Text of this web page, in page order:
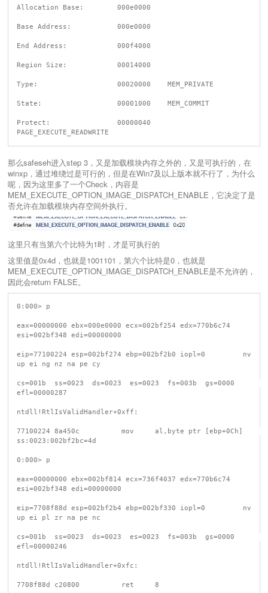
Allocation Base:        000e0000
Base Address:           000e0000
End Address:            000f4000
Region Size:            00014000
Type:                   00020000    MEM_PRIVATE
State:                  00001000    MEM_COMMIT
Protect:                00000040
那么safeseh进入step 3，又是加载模块内存之外的，又是可执行的，在
winxp，通过堆绕过是可行的，但是在Win7及以上版本就不行了，为什么
呢，因为这里多了一个Check，内容是
MEM_EXECUTE_OPTION_IMAGE_DISPATCH_ENABLE，它决定了是
否允许在加载模块内存空间外执行。
这里只有当第六个比特为1时，才是可执行的
这里值是0x4d，也就是1001101，第六个比特是0，也就是
MEM_EXECUTE_OPTION_IMAGE_DISPATCH_ENABLE是不允许的，
因此会return FALSE。
0:000> p
eax=00000000 ebx=000e0000 ecx=002bf254 edx=770b6c74
esi=002bf348 edi=00000000
eip=77100224 esp=002bf274 ebp=002bf2b0 iopl=0         nv
up ei ng nz na pe cy
cs=001b  ss=0023  ds=0023  es=0023  fs=003b  gs=0000
efl=00000287
ntdll!RtlIsValidHandler+0xff:
77100224 8a450c          mov     al,byte ptr [ebp+0Ch]
ss:0023:002bf2bc=4d
0:000> p
eax=00000000 ebx=002bf814 ecx=736f4037 edx=770b6c74
esi=002bf348 edi=00000000
eip=7708f88d esp=002bf2b4 ebp=002bf330 iopl=0         nv
up ei pl zr na pe nc
cs=001b  ss=0023  ds=0023  es=0023  fs=003b  gs=0000
efl=00000246
ntdll!RtlIsValidHandler+0xfc:
7708f88d c20800          ret     8